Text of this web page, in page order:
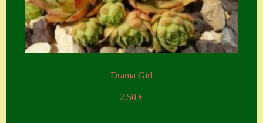
Versandinfos
Zubehör
Zubehör
Drama Girl
2,50 €